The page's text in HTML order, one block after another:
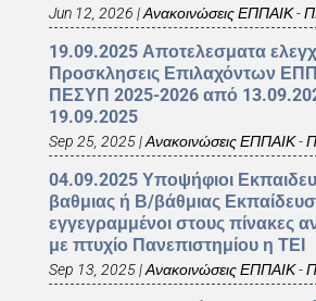
Jun 12, 2026 |Ανακοινώσεις ΕΠΠΑΙΚ -
19.09.2025 Αποτελεσματα
Προσκλησεις Επιλαχόντων
ΠΕΣΥΠ 2025-2026 από
19.09.2025
Sep 25, 2025|Ανακοινώσεις ΕΠΠΑΙΚ -
04.09.2025 Υποψήφιοι
βαθμιας ή Β/βάθμιας
εγγεγραμμένοι στους πίνακες
με πτυχίο Πανεπιστημίου η ΤΕΙ
Sep 13, 2025|Ανακοινώσεις ΕΠΠΑΙΚ -